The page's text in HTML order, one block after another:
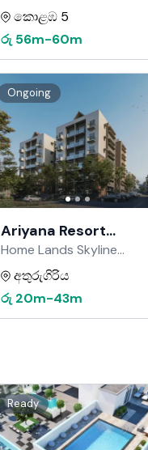
වෙතින්
කොළඹ 5
රු 56m-60m
Ongoing
Ariyana Resort
Apartments
Home Lands Skyline
වෙතින්
අතුරුගිරිය
රු 20m-43m
Ready